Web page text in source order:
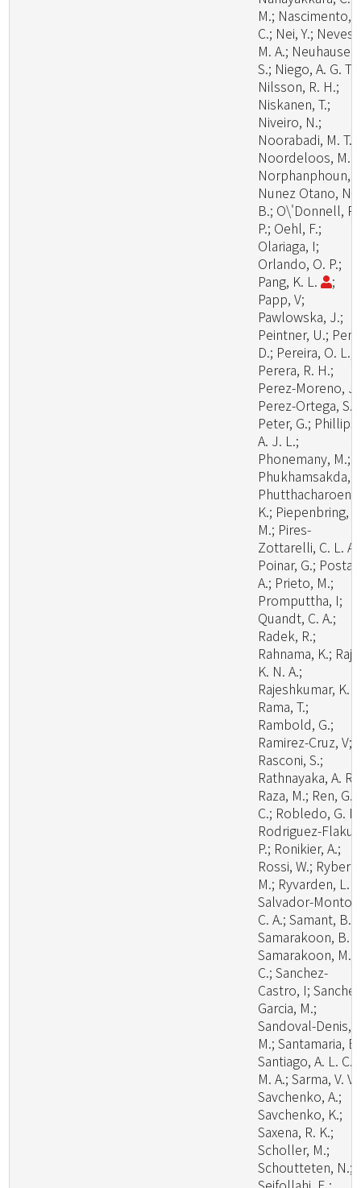
M.; Nascimento,
C.; Nei, Y.; Neves,
M. A.; Neuhauser,
S.; Niego, A. G. T.;
Nilsson, R. H.;
Niskanen, T.;
Niveiro, N.;
Noorabadi, M. T.;
Noordeloos, M.
Norphanphoun,
Nunez Otano, N.
B.; O\'Donnell, R.
P.; Oehl, F.;
Olariaga, I;
Orlando, O. P.;
Pang, K. L.
;
Papp, V;
Pawlowska, J.;
Peintner, U.;
D.; Pereira, O. L.;
Perera, R. H.;
Perez-Moreno,
Perez-Ortega, S.;
Peter, G.; Phillips,
A. J. L.;
Phonemany, M.;
Phukhamsakda,
Phutthacharoen,
K.; Piepenbring,
M.; Pires-
Zottarelli, C. L. A.;
Poinar, G.; Posta,
A.; Prieto, M.;
Promputtha, I;
Quandt, C. A.;
Radek, R.;
Rahnama, K.; Raj,
K. N. A.;
Rajeshkumar, K.
Rama, T.;
Rambold, G.;
Ramirez-Cruz, V;
Rasconi, S.;
Rathnayaka, A. R.;
Raza, M.; Ren, G.
C.; Robledo, G.
Rodriguez-
P.; Ronikier, A.;
Rossi, W.; Ryberg,
M.; Ryvarden, L.
Salvador-
C. A.; Samant, B.;
Samarakoon, B.
Samarakoon, M.
C.; Sanchez-
Castro, I;
Garcia, M.;
Sandoval-Denis,
M.; Santamaria,
Santiago, A. L. C.
M. A.; Sarma, V. V.;
Savchenko, A.;
Savchenko, K.;
Saxena, R. K.;
Scholler, M.;
Schoutteten, N.;